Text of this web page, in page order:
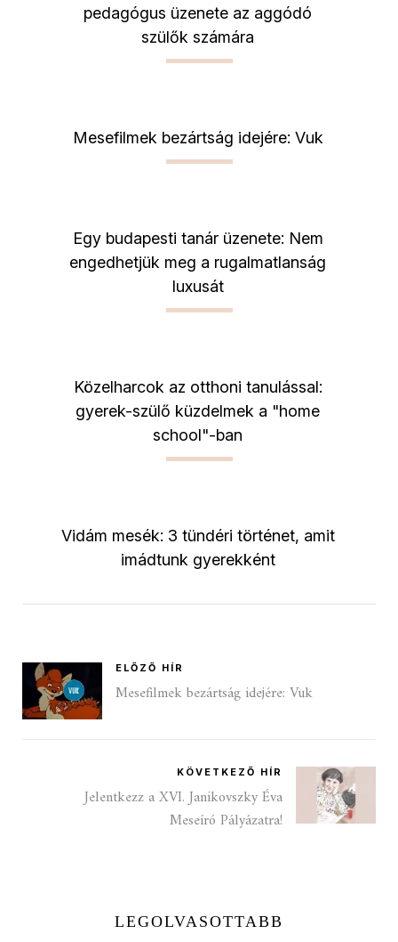
pedagógus üzenete az aggódó
szülők számára
Mesefilmek bezártság idejére: Vuk
Egy budapesti tanár üzenete: Nem
engedhetjük meg a rugalmatlanság
luxusát
Közelharcok az otthoni tanulással:
gyerek-szülő küzdelmek a "home
school"-ban
Vidám mesék: 3 tündéri történet, amit
imádtunk gyerekként
ELŐZŐ HÍR
Mesefilmek bezártság idejére: Vuk
KÖVETKEZŐ HÍR
Jelentkezz a XVI. Janikovszky Éva
Meseíró Pályázatra!
LEGOLVASOTTABB